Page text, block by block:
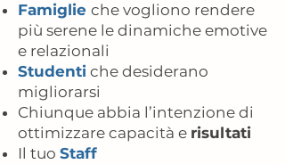
Famiglie che vogliono rendere
più serene le dinamiche emotive
e relazionali
Studenti che desiderano
migliorarsi
Chiunque abbia l’intenzione di
ottimizzare capacità e risultati
Il tuo Staff